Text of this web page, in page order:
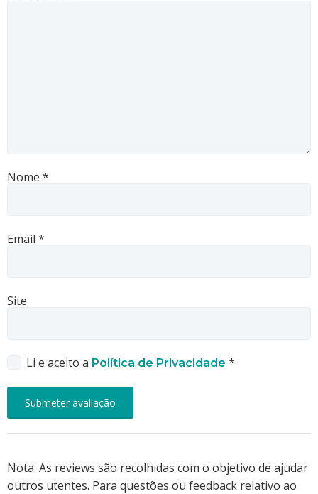
Nome *
Email *
Site
Li e aceito a Política de Privacidade *
Nota: As reviews são recolhidas com o objetivo de ajudar
outros utentes. Para questões ou feedback relativo ao